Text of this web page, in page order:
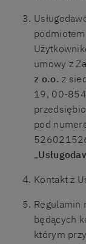
podmiotem
umowy z
z o.o. z
19, 00-854
pod
„
Kontakt z
Regulamin
będących
którym